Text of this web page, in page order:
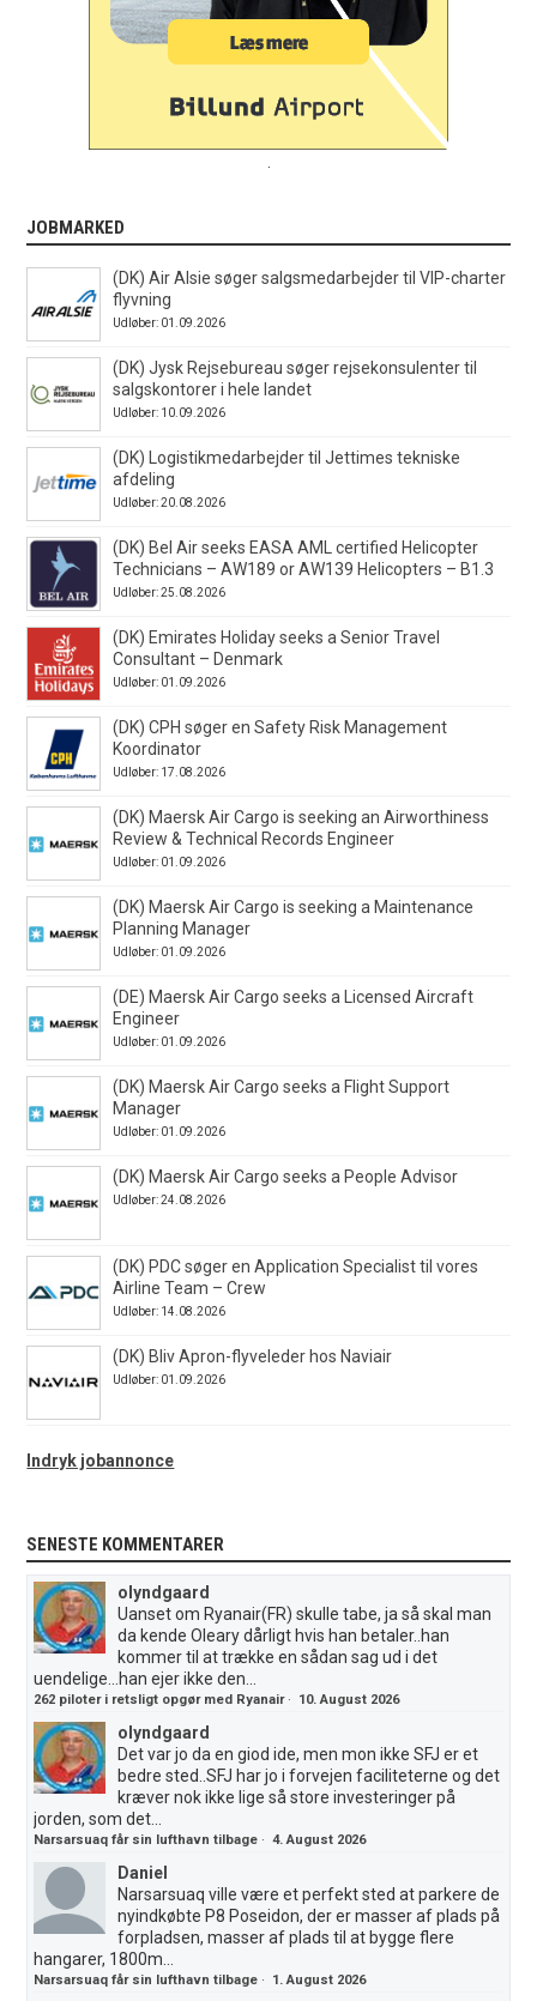
JOBMARKED
(DK) Air Alsie søger salgsmedarbejder til VIP-charter
flyvning
Udløber: 01.09.2026
(DK) Jysk Rejsebureau søger rejsekonsulenter til
salgskontorer i hele landet
Udløber: 10.09.2026
(DK) Logistikmedarbejder til Jettimes tekniske
afdeling
Udløber: 20.08.2026
(DK) Bel Air seeks EASA AML certified Helicopter
Technicians – AW189 or AW139 Helicopters – B1.3
Udløber: 25.08.2026
(DK) Emirates Holiday seeks a Senior Travel
Consultant – Denmark
Udløber: 01.09.2026
(DK) CPH søger en Safety Risk Management
Koordinator
Udløber: 17.08.2026
(DK) Maersk Air Cargo is seeking an Airworthiness
Review & Technical Records Engineer
Udløber: 01.09.2026
(DK) Maersk Air Cargo is seeking a Maintenance
Planning Manager
Udløber: 01.09.2026
(DE) Maersk Air Cargo seeks a Licensed Aircraft
Engineer
Udløber: 01.09.2026
(DK) Maersk Air Cargo seeks a Flight Support
Manager
Udløber: 01.09.2026
(DK) Maersk Air Cargo seeks a People Advisor
Udløber: 24.08.2026
(DK) PDC søger en Application Specialist til vores
Airline Team – Crew
Udløber: 14.08.2026
(DK) Bliv Apron-flyveleder hos Naviair
Udløber: 01.09.2026
Indryk jobannonce
SENESTE KOMMENTARER
olyndgaard
Uanset om Ryanair(FR) skulle tabe, ja så skal man
da kende Oleary dårligt hvis han betaler..han
kommer til at trække en sådan sag ud i det
uendelige...han ejer ikke den...
262 piloter i retsligt opgør med Ryanair· 10. August 2026
olyndgaard
Det var jo da en giod ide, men mon ikke SFJ er et
bedre sted..SFJ har jo i forvejen faciliteterne og det
kræver nok ikke lige så store investeringer på
jorden, som det...
Narsarsuaq får sin lufthavn tilbage ·4. August 2026
Daniel
Narsarsuaq ville være et perfekt sted at parkere de
nyindkøbte P8 Poseidon, der er masser af plads på
forpladsen, masser af plads til at bygge flere
hangarer, 1800m...
Narsarsuaq får sin lufthavn tilbage · 1. August 2026